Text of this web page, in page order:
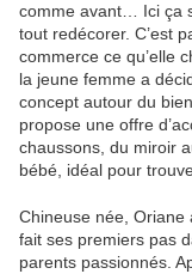
comme avant… Ici ça
tout redécorer. C’est
commerce ce qu’elle
la jeune femme a
concept autour du
propose une offre
chaussons, du miroir
bébé, idéal pour
Chineuse née, Oriane
fait ses premiers pas
parents passionnés.